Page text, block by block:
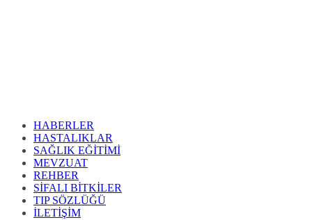
HABERLER
HASTALIKLAR
SAĞLIK EĞİTİMİ
MEVZUAT
REHBER
SİFALI BİTKİLER
TIP SÖZLÜĞÜ
İLETİŞİM